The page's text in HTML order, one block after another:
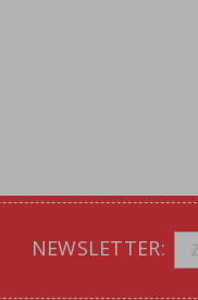
NEWSLETTER: